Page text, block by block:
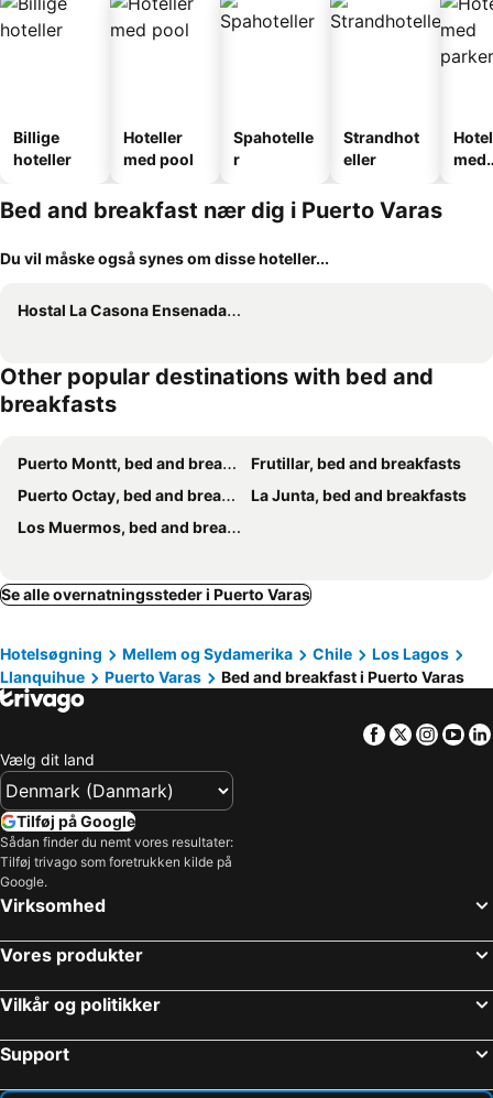
Billige
hoteller
Hoteller
med pool
Spahotelle
r
Strandhot
eller
med
Bed and breakfast nær dig i Puerto Varas
Du vil måske også synes om disse hoteller...
Hostal La Casona Ensenada con parking
Other popular destinations with bed and
breakfasts
Puerto Montt, bed and breakfasts
Frutillar, bed and breakfasts
Puerto Octay, bed and breakfasts
La Junta, bed and breakfasts
Los Muermos, bed and breakfasts
Se alle overnatningssteder i Puerto Varas
Hotelsøgning Mellem og Sydamerika Chile
Los Lagos
Llanquihue
Puerto Varas Bed and breakfast i Puerto Varas
Facebook
Twitter
Vælg dit land
Tilføj på Google
Sådan finder du nemt vores resultater:
Tilføj trivago som foretrukken kilde på
Google.
Virksomhed
Vores produkter
Vilkår og politikker
Support